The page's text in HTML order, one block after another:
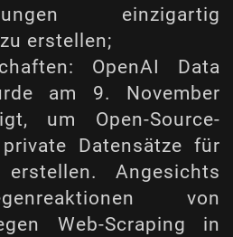
einzigartig
erstellen;
OpenAI Data
am 9. November
um Open-Source-
Datensätze für
Angesichts
von
Web-Scraping in